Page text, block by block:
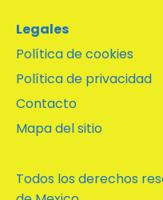
Legales
Política de cookies
Política de privacidad
Contacto
Mapa del sitio
Todos los derechos